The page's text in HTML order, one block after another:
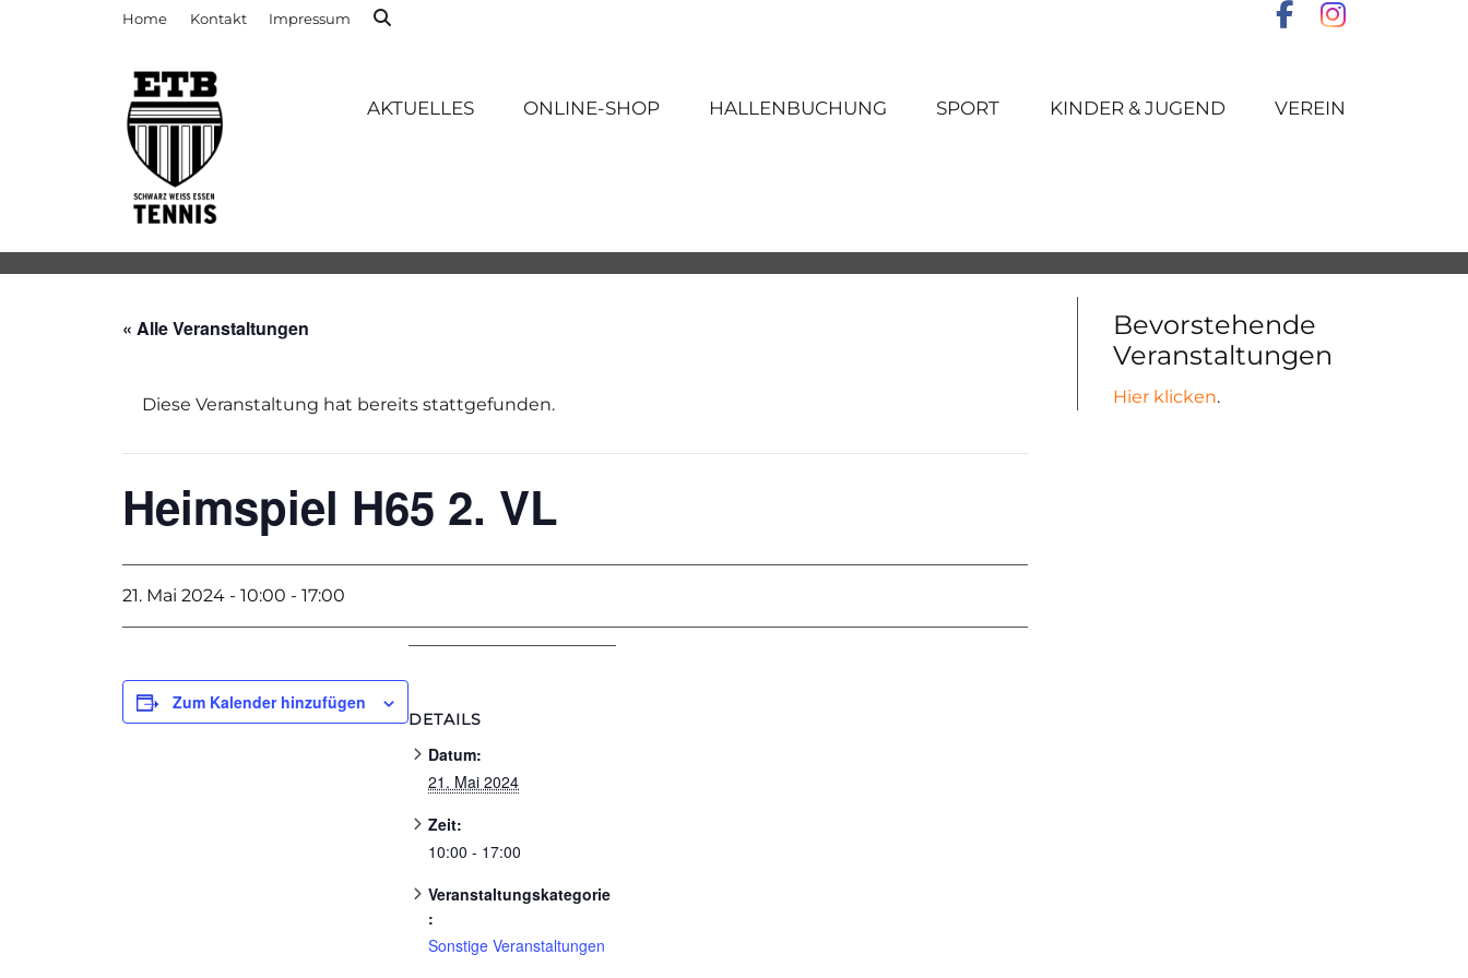
Home Kontakt Impressum
AKTUELLES ONLINE-SHOP HALLENBUCHUNG SPORT KINDER & JUGEND VEREIN
« Alle Veranstaltungen
Diese Veranstaltung hat bereits stattgefunden.
Heimspiel H65 2. VL
21. Mai 2024 - 10:00 - 17:00
Zum Kalender hinzufügen
DETAILS
Datum:
21. Mai 2024
Zeit:
10:00 - 17:00
Veranstaltungskategorie
:
Sonstige Veranstaltungen
Bevorstehende
Veranstaltungen
Hier klicken.